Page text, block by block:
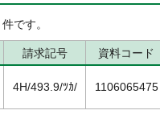
件です。
請求記号 資料コード
4H/493.9/ﾂｶ/ 1106065475